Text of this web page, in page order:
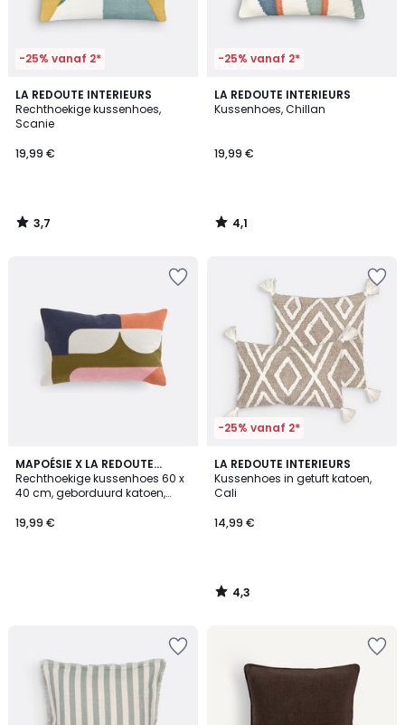
-25% vanaf 2*
LA REDOUTE INTERIEURS
Rechthoekige kussenhoes,
Scanie
19,99 €
3,7
/ 5
3,7
/
-25% vanaf 2*
LA REDOUTE INTERIEURS
Kussenhoes, Chillan
19,99 €
4,1
/ 5
4,1
/
MAPOÉSIE X LA REDOUTE
INTÉRIEURS
Rechthoekige kussenhoes 60 x
40 cm, geborduurd katoen,
19,99 €
-25% vanaf 2*
LA REDOUTE INTERIEURS
Kussenhoes in getuft katoen,
Cali
14,99 €
4,3
/ 5
4,3
/